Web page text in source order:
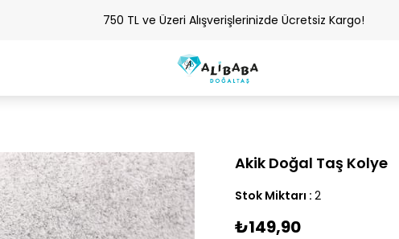
750 TL ve Üzeri Alışverişlerinizde Ücretsiz Kargo!
Akik Doğal Taş Kolye
Stok Miktarı : 2
₺149,90